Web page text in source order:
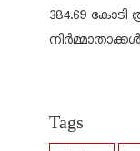
384.69
Tags